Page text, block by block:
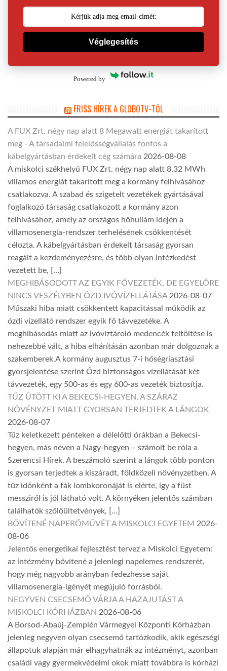
Véglegesítés
Powered by
FRISS HÍREK A GLOBOTV-TŐL
A FUX Zrt. négy nap alatt 8 Megawatt energiát takarított
meg - A társadalmi felelősségvállalás fontos a
kábelgyártásban érdekelt cég számára 2026-08-08
A miskolci székhelyű FUX Zrt. négy nap alatt 8,32 MWh
villamos energiát takarított meg a kormány felhívásához
csatlakozva. A szabad és szigetelt vezetékek gyártásával
foglalkozó társaság csatlakozott a kormány azon
felhívásához, amely az országos hőhullám idején a
villamosenergia-rendszer terhelésének csökkentését
célozta. A kábelgyártásban érdekelt társaság gyorsan
reagált a kezdeményezésre, és több olyan intézkedést
vezetett be, […]
MEGHIBÁSODOTT AZ EGYIK FŐVEZETÉK, DE EGYELŐRE
NINCS VESZÉLYBEN ÓZD IVÓVÍZELLÁTÁSA 2026-08-07
Műszaki hiba miatt csökkentett kapacitással működik az
ózdi vízellátó rendszer egyik fő távvezetéke. A
meghibásodás miatt az ivóvíztároló medencék feltöltése is
nehezebbé vált, a hiba elhárításán azonban már dolgoznak a
szakemberek.A kormány augusztus 7-i hőségriasztási
gyorsjelentése szerint Ózd biztonságos vízellátását két
távvezeték, egy 500-as és egy 600-as vezeték biztosítja.
TŰZ ÜTÖTT KI A BEKECSI-HEGYEN, A SZÁRAZ
NÖVÉNYZET MIATT GYORSAN TERJEDTEK A LÁNGOK
2026-08-07
Tűz keletkezett pénteken a délelőtti órákban a Bekecsi-
hegyen, más néven a Nagy-hegyen – számolt be róla a
Szerencsi Hírek. A beszámoló szerint a lángok több ponton
is gyorsan terjedtek a kiszáradt, földközeli növényzetben. A
tűz időnként a fák lombkoronáját is elérte, így a füst
messziről is jól látható volt. A környéken jelentős számban
találhatók szőlőültetvények, […]
BŐVÍTENÉ NAPERŐMŰVÉT A MISKOLCI EGYETEM 2026-
08-06
Jelentős energetikai fejlesztést tervez a Miskolci Egyetem:
az intézmény bővítené a jelenlegi napelemes rendszerét,
hogy még nagyobb arányban fedezhesse saját
villamosenergia-igényét megújuló forrásból.
NEGYVEN CSECSEMŐ VÁRJA A HAZAJUTÁST A
MISKOLCI KÓRHÁZBAN 2026-08-06
A Borsod-Abaúj-Zemplén Vármegyei Központi Kórházban
jelenleg negyven olyan csecsemő tartózkodik, akik egészségi
állapotuk alapján már elhagyhatnák az intézményt, azonban
családi vagy gyermekvédelmi okok miatt továbbra is kórházi